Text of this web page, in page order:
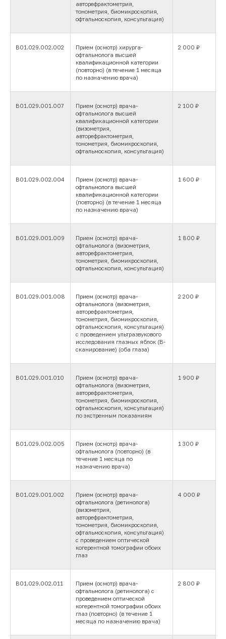
авторефрактометрия,
тонометрия, биомикроскопия,
офтальмоскопия, консультация)
В01.029.002.002
Прием (осмотр) хирурга-
офтальмолога высшей
квалификационной категории
(повторно) (в течение 1 месяца
по назначению врача)
2 000 ₽
В01.029.001.007
Прием (осмотр) врача-
офтальмолога высшей
квалификационной категории
(визометрия,
авторефрактометрия,
тонометрия, биомикроскопия,
офтальмоскопия, консультация)
2 100 ₽
В01.029.002.004
Прием (осмотр) врача-
офтальмолога высшей
квалификационной категории
(повторно) (в течение 1 месяца
по назначению врача)
1 600 ₽
В01.029.001.009
Прием (осмотр) врача-
офтальмолога (визометрия,
авторефрактометрия,
тонометрия, биомикроскопия,
офтальмоскопия, консультация)
1 800 ₽
В01.029.001.008
Прием (осмотр) врача-
офтальмолога (визометрия,
авторефрактометрия,
тонометрия, биомикроскопия,
офтальмоскопия, консультация)
с проведением ультразвукового
исследования глазных яблок (В-
сканирование) (оба глаза)
2 200 ₽
В01.029.001.010
Прием (осмотр) врача-
офтальмолога (визометрия,
авторефрактометрия,
тонометрия, биомикроскопия,
офтальмоскопия, консультация)
по экстренным показаниям
1 900 ₽
В01.029.002.005
Прием (осмотр) врача-
офтальмолога (повторно) (в
течение 1 месяца по
назначению врача)
1 300 ₽
B01.029.001.002
Прием (осмотр) врача-
офтальмолога (ретинолога)
(визометрия,
авторефрактометрия,
тонометрия, биомикроскопия,
офтальмоскопия, консультация)
с проведением оптической
когерентной томографии обоих
глаз
4 000 ₽
B01.029.002.011
Прием (осмотр) врача-
офтальмолога (ретинолога) с
проведением оптической
когерентной томографии обоих
глаз (повторно) (в течение 1
месяца по назначению врача)
2 800 ₽